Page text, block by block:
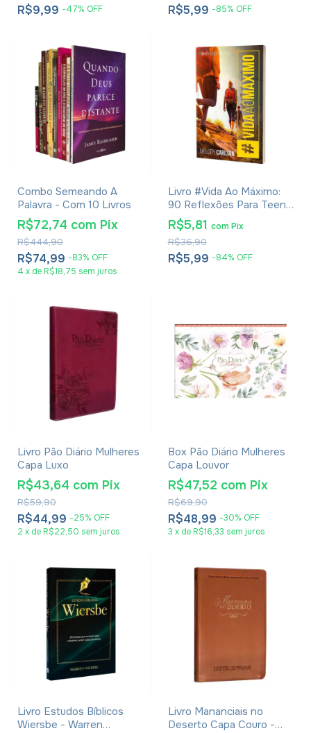
R$9,99 -47% OFF R$5,99 -85% OFF
Combo Semeando A
Palavra - Com 10 Livros
R$74,99 -83% OFF
R$444,90
R$72,74 com Pix
4 x de R$18,75 sem juros
Livro #Vida Ao Máximo:
90 Reflexões Para Teens
- Melody Carlson
R$5,99 -84% OFF
R$36,90
R$5,81 com Pix
Livro Pão Diário Mulheres
Capa Luxo
R$44,99 -25% OFF
R$59,90
R$43,64 com Pix
2 x de R$22,50 sem juros
Box Pão Diário Mulheres
Capa Louvor
R$48,99 -30% OFF
R$69,90
R$47,52 com Pix
3 x de R$16,33 sem juros
Livro Estudos Bíblicos
Wiersbe - Warren
Livro Mananciais no
Deserto Capa Couro -